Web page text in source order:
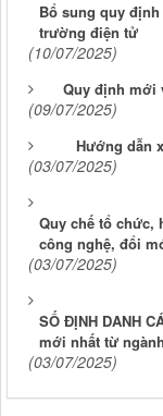
Bổ sung quy
trường điện tử
(10/07/2025)
Quy định mới
(09/07/2025)
Hướng dẫn
(03/07/2025)
Quy chế tổ chức,
công nghệ, đổi
(03/07/2025)
SỐ ĐỊNH DANH
mới nhất từ
(03/07/2025)